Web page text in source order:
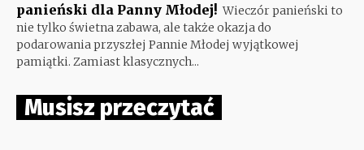
panieński dla Panny Młodej! Wieczór panieński to
nie tylko świetna zabawa, ale także okazja do
podarowania przyszłej Pannie Młodej wyjątkowej
pamiątki. Zamiast klasycznych...
Musisz przeczytać